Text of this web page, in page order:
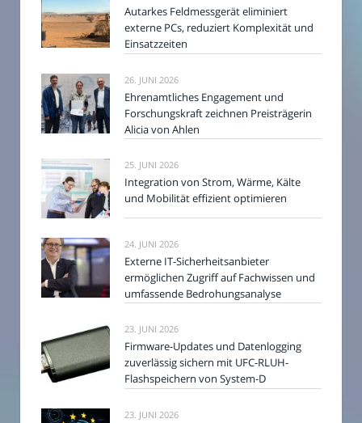
Autarkes Feldmessgerät eliminiert
externe PCs, reduziert Komplexität und
Einsatzzeiten
26. JUNI 2026
Ehrenamtliches Engagement und
Forschungskraft zeichnen Preisträgerin
Alicia von Ahlen
25. JUNI 2026
Integration von Strom, Wärme, Kälte
und Mobilität effizient optimieren
24. JUNI 2026
Externe IT-Sicherheitsanbieter
ermöglichen Zugriff auf Fachwissen und
umfassende Bedrohungsanalyse
23. JUNI 2026
Firmware-Updates und Datenlogging
zuverlässig sichern mit UFC-RLUH-
Flashspeichern von System-D
23. JUNI 2026